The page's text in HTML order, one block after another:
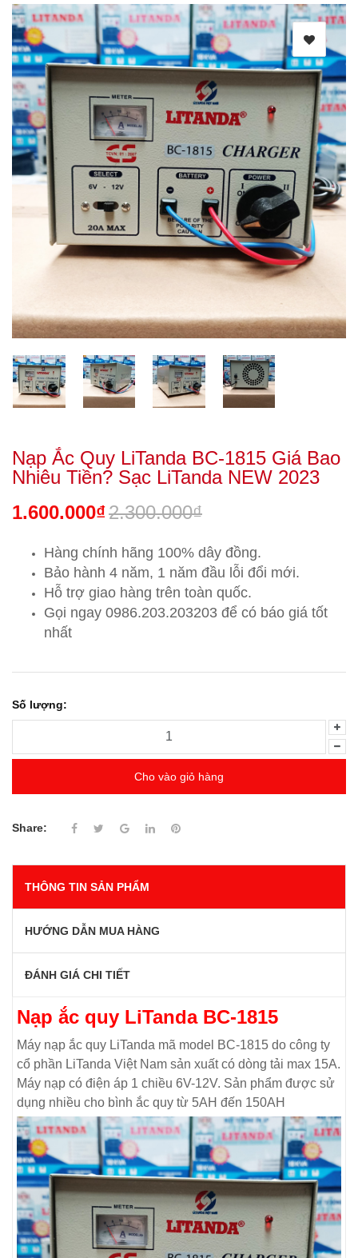
Nạp Ắc Quy LiTanda BC-1815 Giá Bao
Nhiêu Tiền? Sạc LiTanda NEW 2023
1.600.000₫2.300.000₫
Hàng chính hãng 100% dây đồng.
Bảo hành 4 năm, 1 năm đầu lỗi đổi mới.
Hỗ trợ giao hàng trên toàn quốc.
Gọi ngay 0986.203.203203 để có báo giá tốt
nhất
Số lượng:
Cho vào giỏ hàng
Share:
THÔNG TIN SẢN PHẨM
HƯỚNG DẪN MUA HÀNG
ĐÁNH GIÁ CHI TIẾT
Nạp ắc quy LiTanda BC-1815
Máy nạp ắc quy LiTanda mã model BC-1815 do công ty
cổ phần LiTanda Việt Nam sản xuất có dòng tải max 15A.
Máy nạp có điện áp 1 chiều 6V-12V. Sản phẩm được sử
dụng nhiều cho bình ắc quy từ 5AH đến 150AH